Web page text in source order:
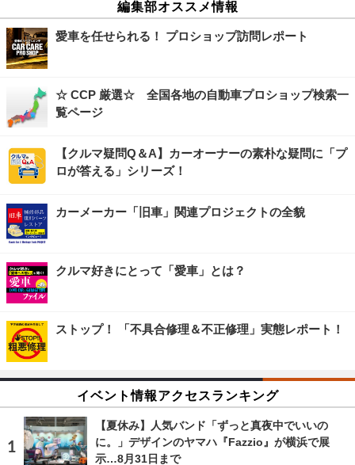
編集部オススメ情報
愛車を任せられる！ プロショップ訪問レポート
☆ CCP 厳選☆ 全国各地の自動車プロショップ検索一
覧ページ
【クルマ疑問Q＆A】カーオーナーの素朴な疑問に「プ
ロが答える」シリーズ！
カーメーカー「旧車」関連プロジェクトの全貌
クルマ好きにとって「愛車」とは？
ストップ！ 「不具合修理＆不正修理」実態レポート！
イベント情報アクセスランキング
【夏休み】人気バンド「ずっと真夜中でいいの
に。」デザインのヤマハ『Fazzio』が横浜で展
示…8月31日まで